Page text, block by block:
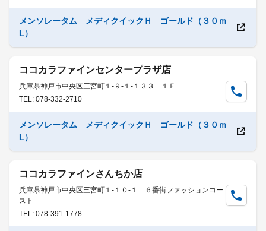
メンソレータム メディクイックＨ ゴールド（３０ｍ
L）
ココカラファインセンタープラザ店
兵庫県神戸市中央区三宮町１-９-１-１３３ １Ｆ
TEL: 078-332-2710
メンソレータム メディクイックＨ ゴールド（３０ｍ
L）
ココカラファインさんちか店
兵庫県神戸市中央区三宮町１-１０-１ ６番街ファッションコー
スト
TEL: 078-391-1778